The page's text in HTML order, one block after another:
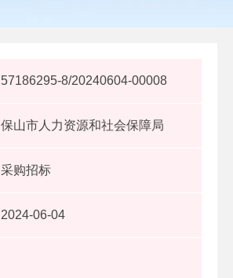
57186295-8/20240604-00008
保山市人力资源和社会保障局
采购招标
2024-06-04